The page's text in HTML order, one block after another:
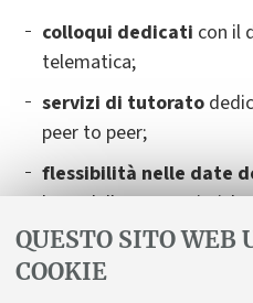
QUESTO SITO
COOKIE
colloqui dedicati con il
telematica;
servizi di tutorato
peer to peer;
flessibilità nelle date
base delle
Studio. Dovrai
dell’insegnamento